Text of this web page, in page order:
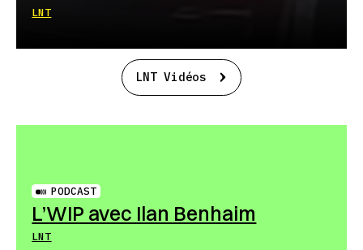
LNT
LNT Vidéos
PODCAST
L’WIP avec Ilan Benhaim
LNT